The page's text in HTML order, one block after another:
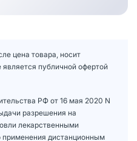
цена товара, носит
публичной офертой
РФ от 16 мая 2020 N
разрешения на
лекарственными
применения дистанционным